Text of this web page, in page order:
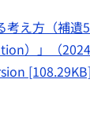
考え方（補
）」（
[108.29KB]